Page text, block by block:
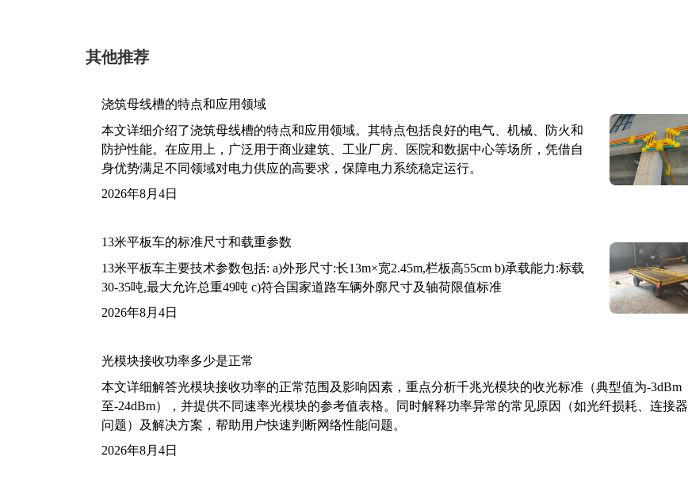
其他推荐
浇筑母线槽的特点和应用领域
本文详细介绍了浇筑母线槽的特点和应用领域。其特点包括良好的电气、机械、防火和
防护性能。在应用上，广泛用于商业建筑、工业厂房、医院和数据中心等场所，凭借自
身优势满足不同领域对电力供应的高要求，保障电力系统稳定运行。
2026年8月4日
13米平板车的标准尺寸和载重参数
13米平板车主要技术参数包括: a)外形尺寸:长13m×宽2.45m,栏板高55cm b)承载能力:标载
30-35吨,最大允许总重49吨 c)符合国家道路车辆外廓尺寸及轴荷限值标准
2026年8月4日
光模块接收功率多少是正常
本文详细解答光模块接收功率的正常范围及影响因素，重点分析千兆光模块的收光标准（典型值为-3dBm
至-24dBm），并提供不同速率光模块的参考值表格。同时解释功率异常的常见原因（如光纤损耗、连接器
问题）及解决方案，帮助用户快速判断网络性能问题。
2026年8月4日